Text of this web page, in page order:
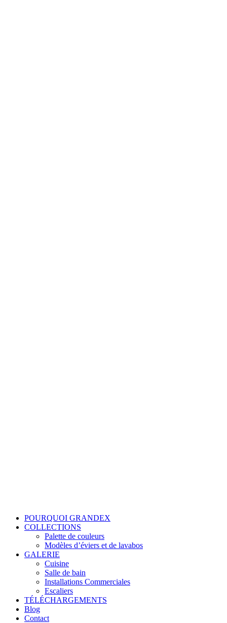
POURQUOI GRANDEX
COLLECTIONS
Palette de couleurs
Modèles d’éviers et de lavabos
GALERIE
Cuisine
Salle de bain
Installations Commerciales
Escaliers
TÉLÉCHARGEMENTS
Blog
Contact